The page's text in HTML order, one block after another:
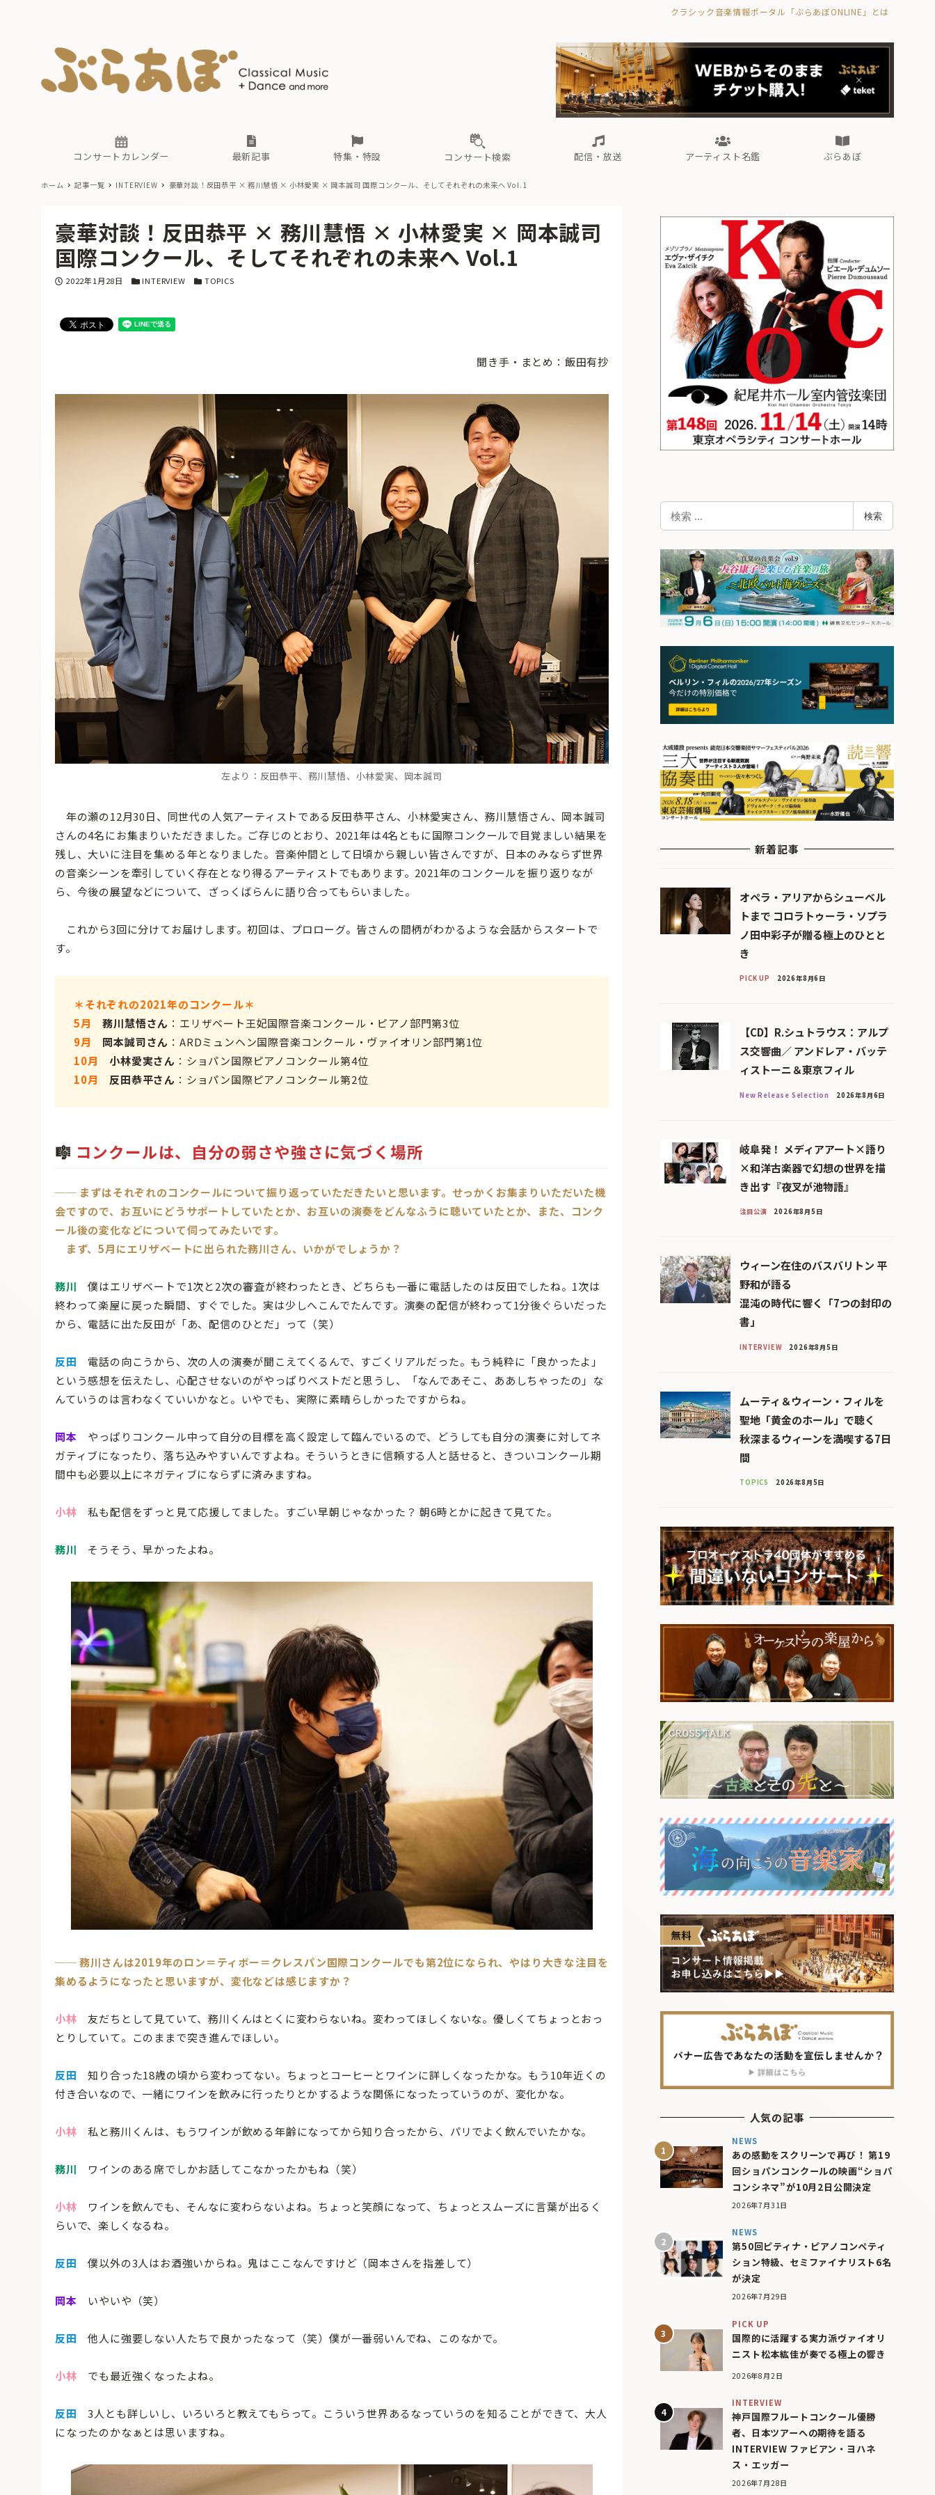
クラシック音楽情報ポータル「ぶらあぼONLINE」とは
コンサートカレンダー 最新記事
古楽とその先と オーケストラの楽屋から 海の向こうの音楽家 Aからの眺望 ぶらあぼブラス！
フォルテピアノ・オデッセイ
特集・特設
現場のプロが推す！間違いないオーケストラコンサート
過去の特集
コンサート検索 配信・放送
無料ライブ配信スケジュール 有料ライブ配信スケジュール
アーティスト名鑑
か さ た は ま や ら わ
ぶらあぼ
古楽とその先と 海の向こうの音楽家 Aからの眺望 ぶらあぼブラス！
フォルテピアノ・オデッセイ
過去の特集
無料ライブ配信スケジュール
あ か さ
ホーム 記事一覧 INTERVIEW 豪華対談！反田恭平 × 務川慧悟 × 小林愛実 × 岡本誠司国際コンクール、そしてそれぞれの未来へ Vol.1
豪華対談！反田恭平 × 務川慧悟 × 小林愛実 × 岡本誠司
国際コンクール、そしてそれぞれの未来へ Vol.1
投稿日
2022年1月28日 カテゴリー
INTERVIEW カテゴリー
TOPICS
聞き手・まとめ：飯田有抄
左より： 反田恭平、 務川慧悟、 小林愛実、 岡本誠司
年の瀬の12月30日、同世代の人気アーティストである反田恭平さん、小林愛実さん、務川慧悟さん、岡本誠司
さんの4名にお集まりいただきました。ご存じのとおり、2021年は4名ともに国際コンクールで目覚ましい結果を
残し、大いに注目を集める年となりました。音楽仲間として日頃から親しい皆さんですが、日本のみならず世界
の音楽シーンを牽引していく存在となり得るアーティストでもあります。2021年のコンクールを振り返りなが
ら、今後の展望などについて、ざっくばらんに語り合ってもらいました。
これから3回に分けてお届けします。初回は、プロローグ。皆さんの間柄がわかるような会話からスタートで
す。
＊それぞれの2021年のコンクール＊
5月
務川慧悟さん ：エリザベート王妃国際音楽コンクール・ピアノ部門第3位
9月
岡本誠司さん ：ARDミュンヘン国際音楽コンクール・ヴァイオリン部門第1位
10月
小林愛実さん ：ショパン国際ピアノコンクール第4位
10月
反田恭平さん ：ショパン国際ピアノコンクール第2位
🎼 コンクールは、自分の弱さや強さに気づく場所
── まずはそれぞれのコンクールについて振り返っていただきたいと思います。せっかくお集まりいただいた機
会ですので、お互いにどうサポートしていたとか、お互いの演奏をどんなふうに聴いていたとか、また、コンク
ール後の変化などについて伺ってみたいです。
まず、5月にエリザベートに出られた務川さん、いかがでしょうか？
務川 僕はエリザベートで1次と2次の審査が終わったとき、どちらも一番に電話したのは反田でしたね。1次は
終わって楽屋に戻った瞬間、すぐでした。実は少しへこんでたんです。演奏の配信が終わって1分後ぐらいだった
から、電話に出た反田が「あ、配信のひとだ」って（笑）
反田 電話の向こうから、次の人の演奏が聞こえてくるんで、すごくリアルだった。もう純粋に「良かったよ」
という感想を伝えたし、心配させないのがやっぱりベストだと思うし、「なんであそこ、ああしちゃったの」な
んていうのは言わなくていいかなと。いやでも、実際に素晴らしかったですからね。
岡本 やっぱりコンクール中って自分の目標を高く設定して臨んでいるので、どうしても自分の演奏に対してネ
ガティブになったり、落ち込みやすいんですよね。そういうときに信頼する人と話せると、きついコンクール期
間中も必要以上にネガティブにならずに済みますね。
小林 私も配信をずっと見て応援してました。すごい早朝じゃなかった？ 朝6時とかに起きて見てた。
務川 そうそう、早かったよね。
── 務川さんは2019年のロン＝ティボー＝クレスパン国際コンクールでも第2位になられ、やはり大きな注目を
集めるようになったと思いますが、変化などは感じますか？
小林 友だちとして見ていて、務川くんはとくに変わらないね。変わってほしくないな。優しくてちょっとおっ
とりしていて。このままで突き進んでほしい。
反田 知り合った18歳の頃から変わってない。ちょっとコーヒーとワインに詳しくなったかな。もう10年近くの
付き合いなので、一緒にワインを飲みに行ったりとかするような関係になったっていうのが、変化かな。
小林 私と務川くんは、もうワインが飲める年齢になってから知り合ったから、パリでよく飲んでいたかな。
務川 ワインのある席でしかお話してこなかったかもね（笑）
小林 ワインを飲んでも、そんなに変わらないよね。ちょっと笑顔になって、ちょっとスムーズに言葉が出るく
らいで、楽しくなるね。
反田 僕以外の3人はお酒強いからね。鬼はここなんですけど（岡本さんを指差して）
岡本 いやいや（笑）
反田 他人に強要しない人たちで良かったなって（笑）僕が一番弱いんでね、このなかで。
小林 でも最近強くなったよね。
反田 3人とも詳しいし、いろいろと教えてもらって。こういう世界あるなっていうのを知ることができて、大人
になったのかなぁとは思いますね。
検
索
検索
新着記事
オペラ・アリアからシューベル
トまで コロラトゥーラ・ソプラ
ノ田中彩子が贈る極上のひとと
き
PICK UP 2026年8月6日
【CD】R.シュトラウス：アルプ
ス交響曲／ アンドレア・バッテ
ィストーニ＆東京フィル
New Release Selection 2026年8月6日
岐阜発！ メディアアート×語り
×和洋古楽器で幻想の世界を描
き出す『夜叉が池物語』
注目公演 2026年8月5日
ウィーン在住のバスバリトン 平
野和が語る
混沌の時代に響く「7つの封印の
書」
INTERVIEW 2026年8月5日
ムーティ＆ウィーン・フィルを
聖地「黄金のホール」で聴く
秋深まるウィーンを満喫する7日
間
TOPICS 2026年8月5日
人気の記事
NEWS
あの感動をスクリーンで再び！ 第19
回ショパンコンクールの映画“ショパ
コンシネマ”が10月2日公開決定
2026年7月31日
NEWS
第50回ピティナ・ピアノコンペティ
ション特級、セミファイナリスト6名
が決定
2026年7月29日
PICK UP
国際的に活躍する実力派ヴァイオリ
ニスト松本紘佳が奏でる極上の響き
2026年8月2日
INTERVIEW
神戸国際フルートコンクール優勝
者、日本ツアーへの期待を語る
INTERVIEW ファビアン・ヨハネ
ス・エッガー
2026年7月28日